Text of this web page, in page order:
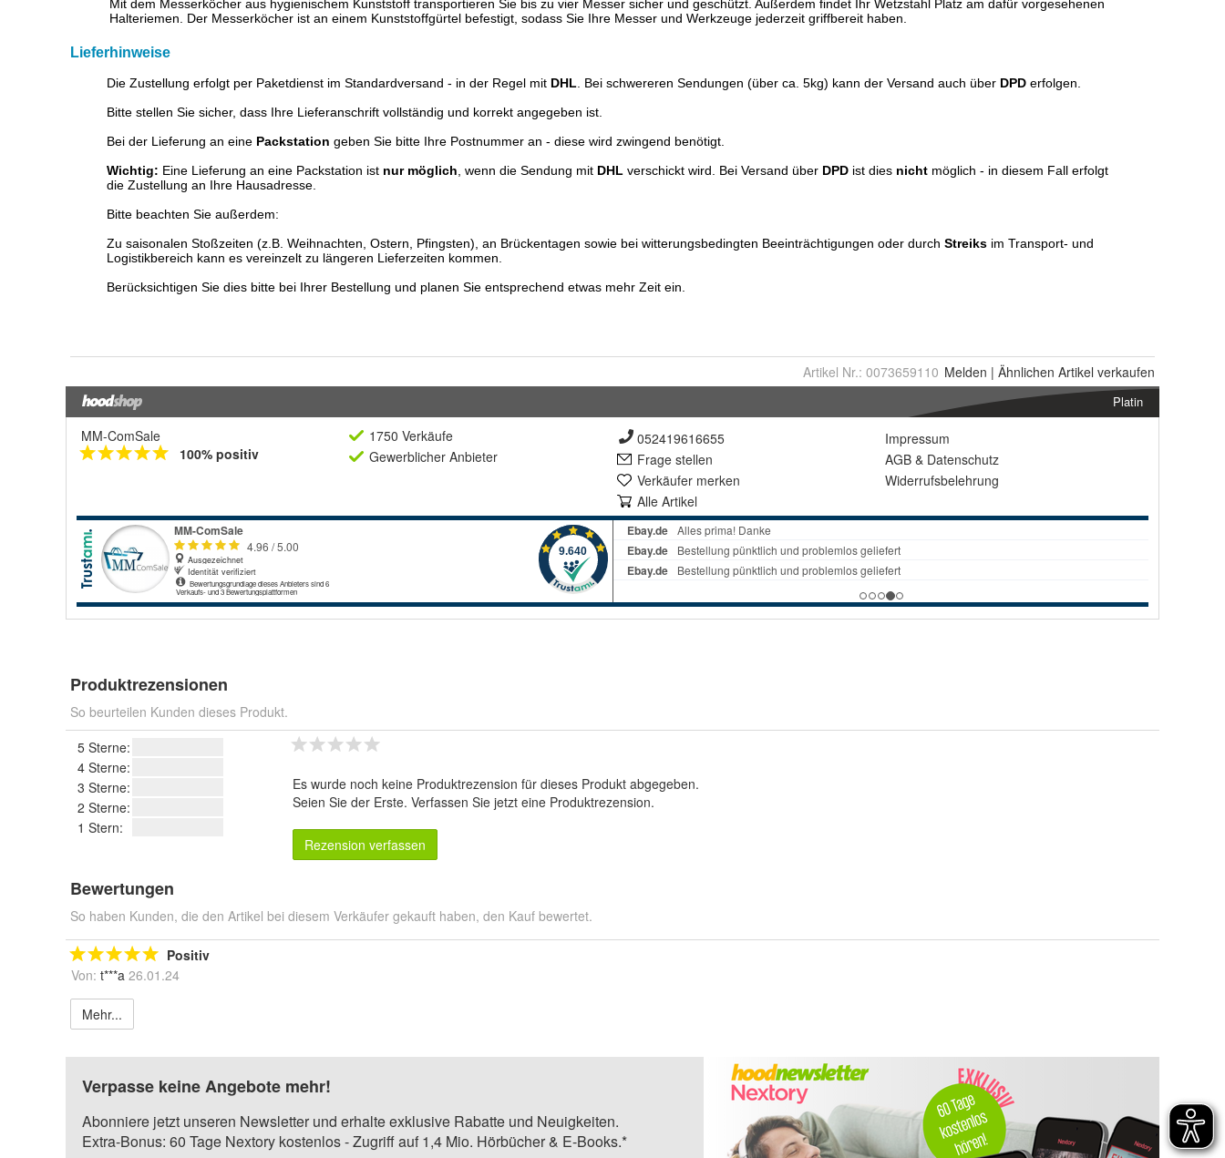
Artikel Nr.: 0073659110 Melden | Ähnlichen Artikel verkaufen
Platin
MM-ComSale
100% positiv
1750 Verkäufe
Gewerblicher Anbieter
052419616655
Frage stellen
Verkäufer merken
Alle Artikel
Impressum
AGB & Datenschutz
Widerrufsbelehrung
Produktrezensionen
So beurteilen Kunden dieses Produkt.
5 Sterne:
4 Sterne:
3 Sterne:
2 Sterne:
1 Stern:
Es wurde noch keine Produktrezension für dieses Produkt abgegeben.
Seien Sie der Erste. Verfassen Sie jetzt eine Produktrezension.
Rezension verfassen
Bewertungen
So haben Kunden, die den Artikel bei diesem Verkäufer gekauft haben, den Kauf bewertet.
Positiv
Von: t***a 26.01.24
Mehr...
Verpasse keine Angebote mehr!
Abonniere jetzt unseren Newsletter und erhalte exklusive Rabatte und Neuigkeiten.
Extra-Bonus: 60 Tage Nextory kostenlos - Zugriff auf 1,4 Mio. Hörbücher & E-Books.*